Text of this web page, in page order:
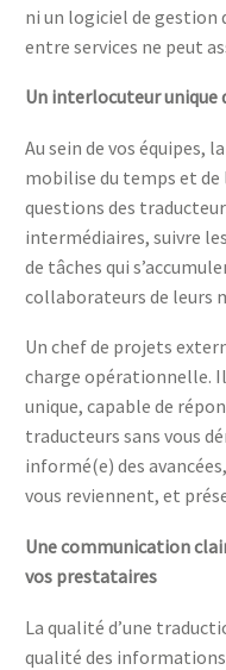
ni un logiciel de gestion
entre services ne peut
Un interlocuteur unique
Au sein de vos équipes,
mobilise du temps et
questions des
intermédiaires, suivre
de tâches qui
collaborateurs de leurs
Un chef de projets
charge opérationnelle.
unique, capable de
traducteurs sans vous
informé(e) des
vous reviennent, et
Une communication
vos prestataires
La qualité d’une
qualité des